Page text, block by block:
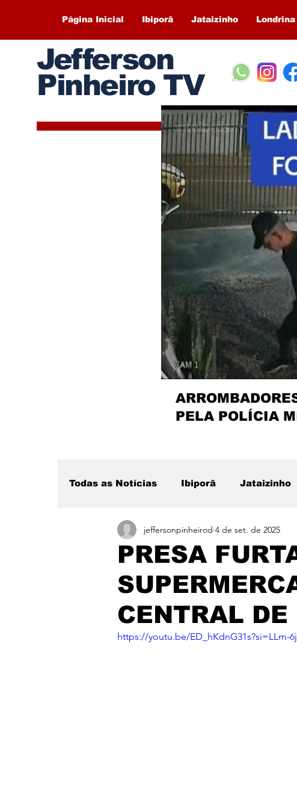
Página Inicial Ibiporã Jataizinho Londrina
Jefferson
Pinheiro TV
PELA POLÍCIA
Todas as Notícias Ibiporã Jataizinho
Região Sertanópolis Destaque
PRESA
CENTRAL
jeffersonpinheirod 4 de set. de 2025
https://youtu.be/ED_hKdnG31s?si=LLm-